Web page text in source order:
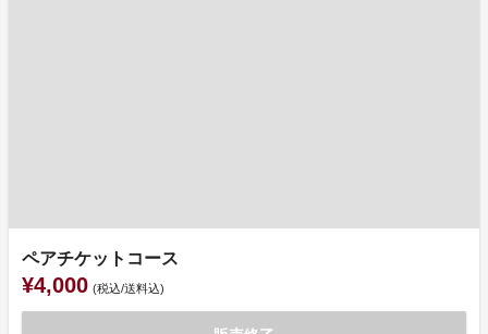
ペアチケットコース
¥4,000 (税込/送料込)